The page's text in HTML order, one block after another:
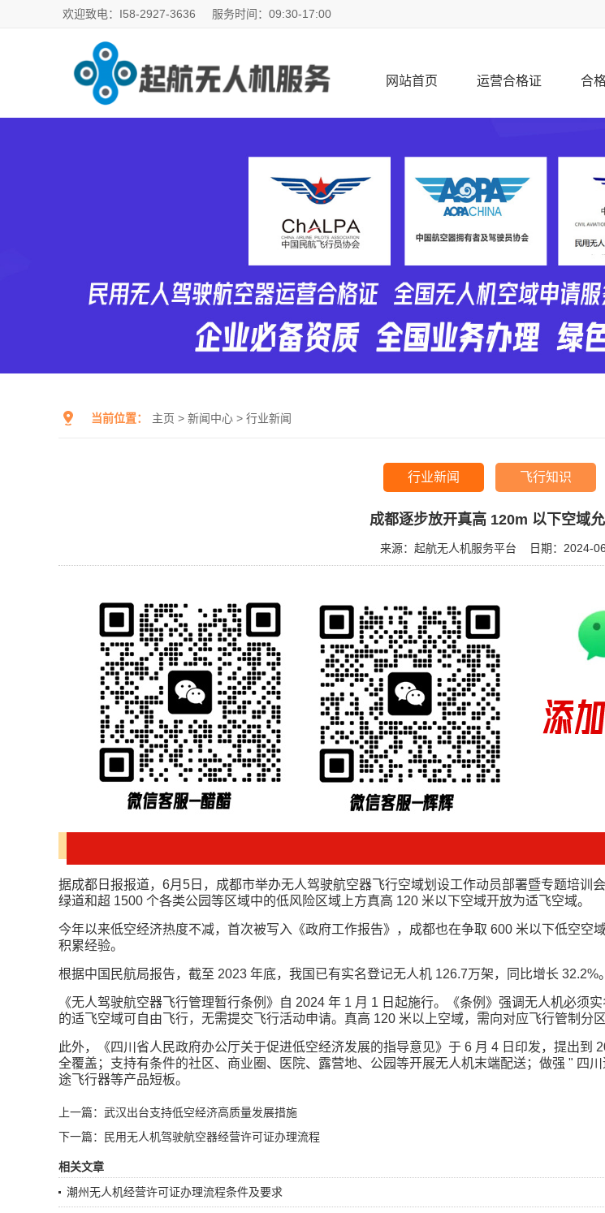
欢迎致电：I58-2927-3636 服务时间：09:30-17:00
网站首页 运营合格证 合
当前位置： 主页 > 新闻中心 > 行业新闻
行业新闻 飞行知识
成都逐步放开真高 120m 以下空域
来源：起航无人机服务平台 日期：2024-
据成都日报报道，6月5日，成都市举办无人驾驶航空器飞行空域划设工作动员部署暨专题培
绿道和超 1500 个各类公园等区域中的低风险区域上方真高 120 米以下空域开放为适飞空域。
今年以来低空经济热度不减，首次被写入《政府工作报告》，成都也在争取 600 米以下低空
积累经验。
根据中国民航局报告，截至 2023 年底，我国已有实名登记无人机 126.7万架，同比增长
《无人驾驶航空器飞行管理暂行条例》自 2024 年 1 月 1 日起施行。《条例》强调无人机必
的适飞空域可自由飞行，无需提交飞行活动申请。真高 120 米以上空域，需向对应飞行管制分
此外，《四川省人民政府办公厅关于促进低空经济发展的指导意见》于 6 月 4 日印发，提出
全覆盖；支持有条件的社区、商业圈、医院、露营地、公园等开展无人机末端配送；做强 " 四
途飞行器等产品短板。
上一篇：武汉出台支持低空经济高质量发展措施
下一篇：民用无人机驾驶航空器经营许可证办理流程
相关文章
潮州无人机经营许可证办理流程条件及要求